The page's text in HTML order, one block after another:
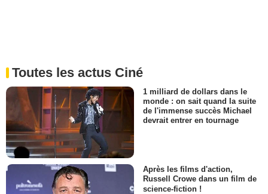
Toutes les actus Ciné
1 milliard de dollars dans le
monde : on sait quand la suite
de l'immense succès Michael
devrait entrer en tournage
Après les films d'action,
Russell Crowe dans un film de
science-fiction !